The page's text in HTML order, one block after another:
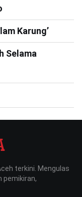
Karung’
Selama
terkini. Mengulas
pemikiran,